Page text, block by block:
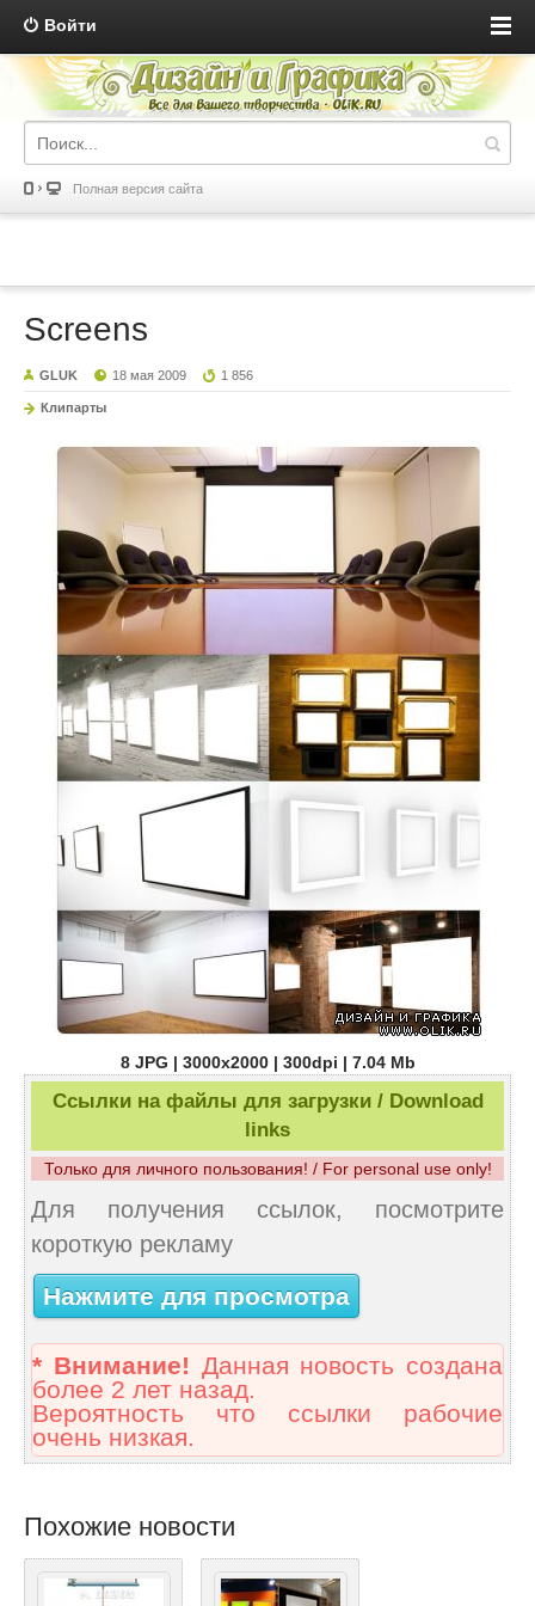
Войти
Полная версия сайта
Screens
GLUK 18 мая 2009 1 856
Клипарты
8 JPG | 3000x2000 | 300dpi | 7.04 Mb
Ссылки на файлы для загрузки / Download
links
Только для личного пользования! / For personal use only!
Для получения ссылок, посмотрите
короткую рекламу
Нажмите для просмотра
* Внимание! Данная новость создана
более 2 лет назад.
Вероятность что ссылки рабочие
очень низкая.
Похожие новости